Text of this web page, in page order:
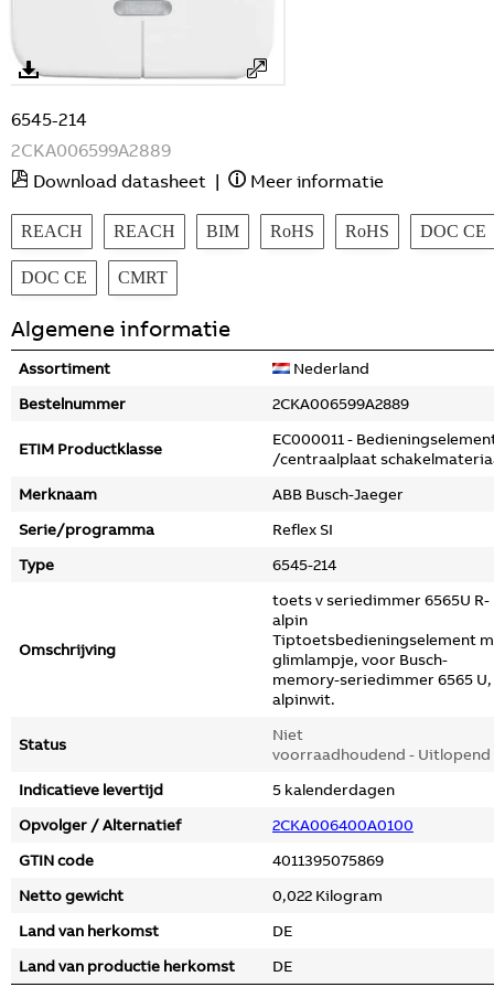
6545-214
2CKA006599A2889
Download datasheet | Meer informatie
REACH REACH BIM RoHS RoHS DOC CE
DOC CE CMRT
Algemene informatie
Assortiment
Nederland
Bestelnummer
2CKA006599A2889
ETIM Productklasse
EC000011 -
/centraalplaat
Merknaam
ABB Busch-Jaeger
Serie/programma
Reflex SI
Type
6545-214
Omschrijving
toets v seriedimmer 6565U R-
alpin
Tiptoetsbedieningselement
glimlampje, voor Busch-
memory-seriedimmer 6565 U,
alpinwit.
Status
Niet
voorraadhoudend - Uitlopend
Indicatieve levertijd
5 kalenderdagen
Opvolger / Alternatief
2CKA006400A0100
GTIN code
4011395075869
Netto gewicht
0,022 Kilogram
Land van herkomst
DE
Land van productie herkomst
DE